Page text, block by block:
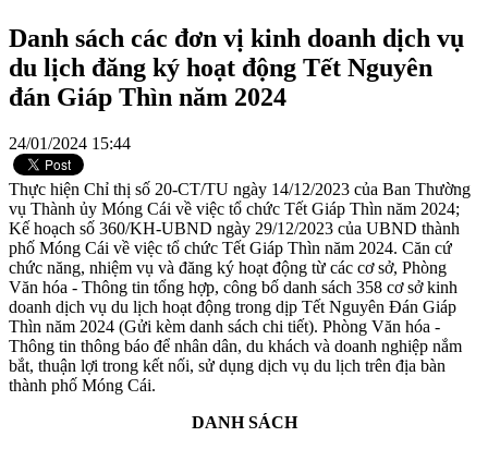
Danh sách các đơn vị kinh doanh dịch vụ
du lịch đăng ký hoạt động Tết Nguyên
đán Giáp Thìn năm 2024
24/01/2024 15:44
Thực hiện Chỉ thị số 20-CT/TU ngày 14/12/2023 của Ban Thường
vụ Thành ủy Móng Cái về việc tổ chức Tết Giáp Thìn năm 2024;
Kế hoạch số 360/KH-UBND ngày 29/12/2023 của UBND thành
phố Móng Cái về việc tổ chức Tết Giáp Thìn năm 2024. Căn cứ
chức năng, nhiệm vụ và đăng ký hoạt động từ các cơ sở, Phòng
Văn hóa - Thông tin tổng hợp, công bố danh sách 358 cơ sở kinh
doanh dịch vụ du lịch hoạt động trong dịp Tết Nguyên Đán Giáp
Thìn năm 2024 (Gửi kèm danh sách chi tiết). Phòng Văn hóa -
Thông tin thông báo để nhân dân, du khách và doanh nghiệp nắm
bắt, thuận lợi trong kết nối, sử dụng dịch vụ du lịch trên địa bàn
thành phố Móng Cái.
DANH SÁCH